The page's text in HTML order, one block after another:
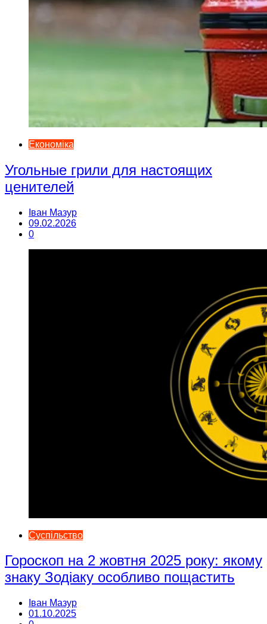
Економіка
Угольные грили для настоящих
ценителей
Іван Мазур
09.02.2026
0
Суспільство
Гороскоп на 2 жовтня 2025 року: якому
знаку Зодіаку особливо пощастить
Іван Мазур
01.10.2025